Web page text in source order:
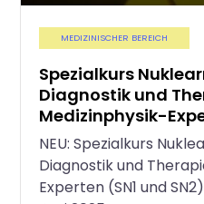
MEDIZINISCHER BEREICH
Spezialkurs
Diagnostik und
Medizinphysik-
NEU: Spezialkurs
Diagnostik und
Experten (SN1 und